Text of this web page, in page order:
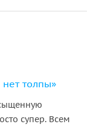
толпы»
супер. Всем